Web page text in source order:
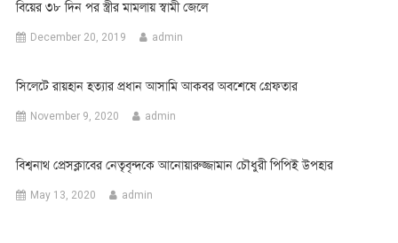
বিয়ের ৩৮ দিন পর স্ত্রীর মামলায় স্বামী জেলে
December 20, 2019 admin
সিলেটে রায়হান হত্যার প্রধান আসামি আকবর অবশেষে গ্রেফতার
November 9, 2020 admin
বিশ্বনাথ প্রেসক্লাবের নেতৃবৃন্দকে আনোয়ারুজ্জামান চৌধুরী পিপিই উপহার
May 13, 2020 admin